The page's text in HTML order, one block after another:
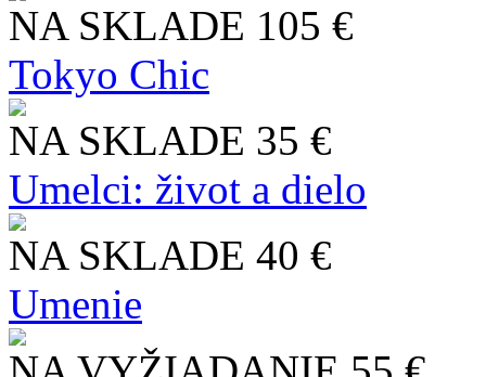
NA SKLADE 105 €
Tokyo Chic
NA SKLADE 35 €
Umelci: život a dielo
NA SKLADE 40 €
Umenie